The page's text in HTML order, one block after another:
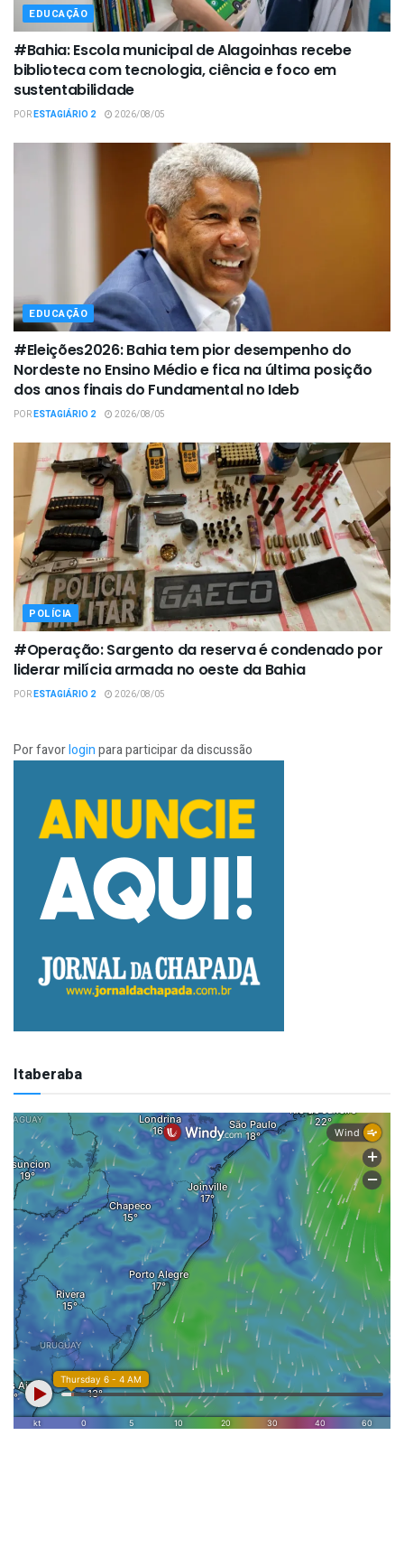
EDUCAÇÃO
#Bahia: Escola municipal de Alagoinhas recebe
biblioteca com tecnologia, ciência e foco em
sustentabilidade
PORESTAGIÁRIO 2 2026/08/05
EDUCAÇÃO
#Eleições2026: Bahia tem pior desempenho do
Nordeste no Ensino Médio e fica na última posição
dos anos finais do Fundamental no Ideb
PORESTAGIÁRIO 2 2026/08/05
POLÍCIA
#Operação: Sargento da reserva é condenado por
liderar milícia armada no oeste da Bahia
PORESTAGIÁRIO 2 2026/08/05
Por favorloginpara participar da discussão
Itaberaba